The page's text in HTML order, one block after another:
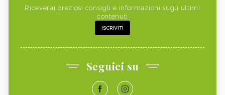
Riceverai preziosi consigli e informazioni sugli ultimi
contenuti
ISCRIVITI
Seguici su